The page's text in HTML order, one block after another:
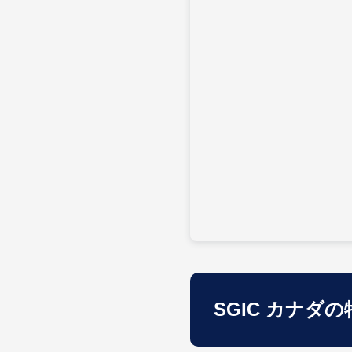
SGIC カナダの